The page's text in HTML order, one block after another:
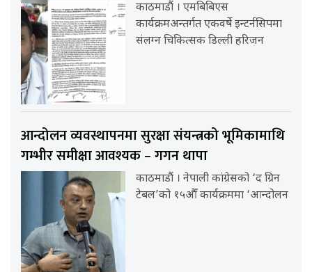
काठमाडौं । एमबिबिएस
कार्यक्रमअन्तर्गत एकवर्षे इन्टर्नसिपमा
संलग्न चिकित्सक डिल्ली हरिजन
आन्दोलन व्यवस्थापनमा सुरक्षा संयन्त्रको भूमिकामाथि
गम्भीर समीक्षा आवश्यक – गगन थापा
काठमाडौं । नेपाली कांग्रेसको ‘द ग्रिन
टेबल’को १५औँ कार्यक्रममा ‘आन्दोलन